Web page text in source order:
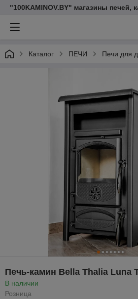
"100KAMINOV.BY" магазины печей,
Каталог ПЕЧИ Печи для
Печь-камин Bella Thalia Luna
В наличии
Розница